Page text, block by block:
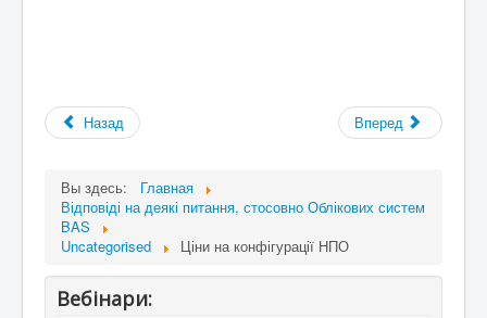
Назад Вперед
Вы здесь:
Главная
Відповіді на деякі питання, стосовно Облікових систем
BAS
Uncategorised
Ціни на конфігурації НПО
Вебінари: